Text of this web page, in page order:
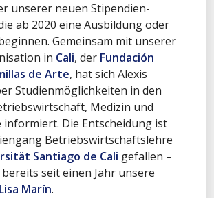
unserer neuen Stipendien-
ab 2020 eine Ausbildung oder
Gemeinsam mit unserer
in Cali, der Fundación
de Arte, hat sich Alexis
Studienmöglichkeiten in den
Medizin und
informiert. Die Entscheidung ist
Betriebswirtschaftslehre
Santiago de Cali gefallen –
seit einen Jahr unsere
Lisa Marín.